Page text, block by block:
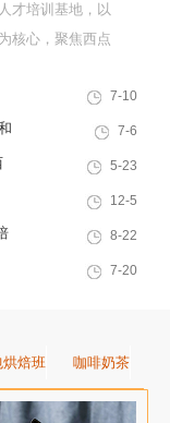
才培训基地，以
核心，聚焦西点
养兼具社会责任
合型行业高技能
训、证书认定、
7-10
7-6
5-23
12-5
8-22
7-20
烘焙班 咖啡奶茶